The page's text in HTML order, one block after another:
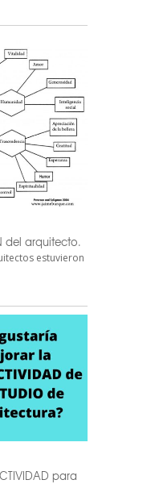
del arquitecto.
estuvieron
para